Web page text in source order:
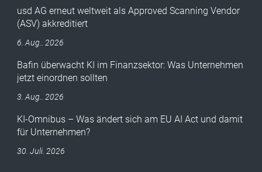
usd AG erneut weltweit als Approved Scanning Vendor
(ASV) akkreditiert
6. Aug.. 2026
Bafin überwacht KI im Finanzsektor: Was Unternehmen
jetzt einordnen sollten
3. Aug.. 2026
KI-Omnibus – Was ändert sich am EU AI Act und damit
für Unternehmen?
30. Juli. 2026